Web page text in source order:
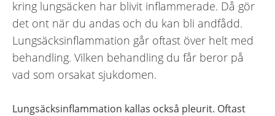
kring lungsäcken har blivit inflammerade. Då gör
det ont när du andas och du kan bli andfådd.
Lungsäcksinflammation går oftast över helt med
behandling. Vilken behandling du får beror på
vad som orsakat sjukdomen.
Lungsäcksinflammation kallas också pleurit. Oftast